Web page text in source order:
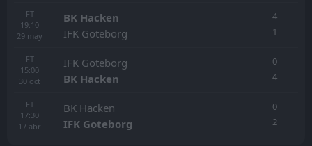
FT
19:10
29 may
BK Hacken
IFK Goteborg
4
1
FT
15:00
30 oct
IFK Goteborg
BK Hacken
0
4
FT
17:30
17 abr
BK Hacken
IFK Goteborg
0
2